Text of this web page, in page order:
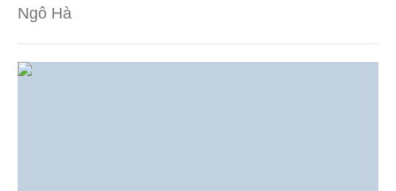
Ngô Hà